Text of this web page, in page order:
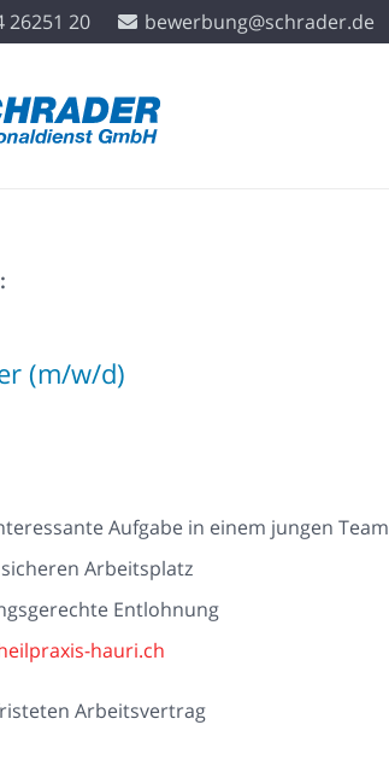
26251 20 bewerbung@schrader.de
(m/w/d)
Aufgabe in einem jungen Team
Arbeitsplatz
Entlohnung
hauri.ch
Arbeitsvertrag